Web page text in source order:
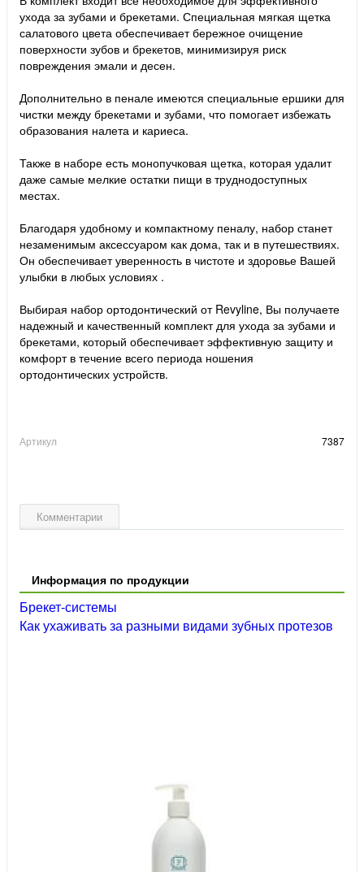
ухода за зубами и брекетами. Специальная мягкая щетка
салатового цвета обеспечивает бережное очищение
поверхности зубов и брекетов, минимизируя риск
повреждения эмали и десен.
Дополнительно в пенале имеются специальные ершики для
чистки между брекетами и зубами, что помогает избежать
образования налета и кариеса.
Также в наборе есть монопучковая щетка, которая удалит
даже самые мелкие остатки пищи в труднодоступных
местах.
Благодаря удобному и компактному пеналу, набор станет
незаменимым аксессуаром как дома, так и в путешествиях.
Он обеспечивает уверенность в чистоте и здоровье Вашей
улыбки в любых условиях .
Выбирая набор ортодонтический от Revyline, Вы получаете
надежный и качественный комплект для ухода за зубами и
брекетами, который обеспечивает эффективную защиту и
комфорт в течение всего периода ношения
ортодонтических устройств.
Артикул 7387
Комментарии
Информация по продукции
Брекет-системы
Как ухаживать за разными видами зубных протезов